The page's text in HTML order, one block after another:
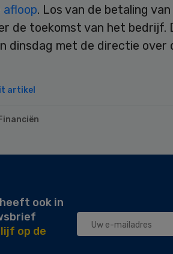
afloop. Los van de betaling
de toekomst van het bedrijf.
dinsdag met de directie over
artikel
Financiën
ook in
op de